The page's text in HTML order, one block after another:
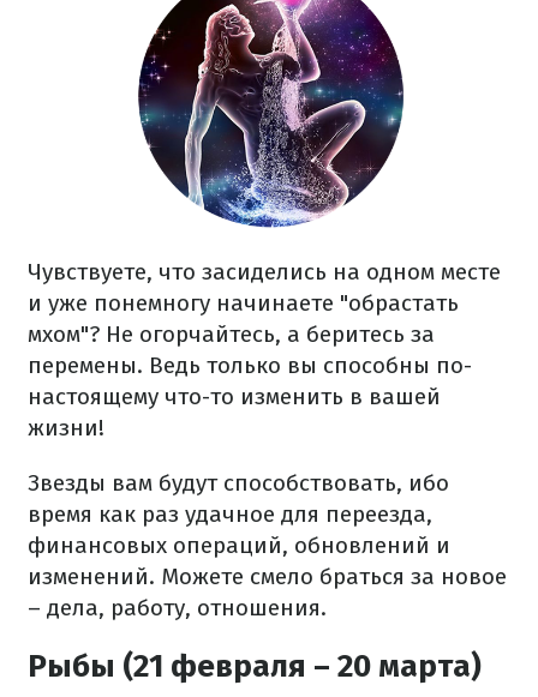
Чувствуете, что засиделись на одном месте
и уже понемногу начинаете "обрастать
мхом"? Не огорчайтесь, а беритесь за
перемены. Ведь только вы способны по-
настоящему что-то изменить в вашей
жизни!
Звезды вам будут способствовать, ибо
время как раз удачное для переезда,
финансовых операций, обновлений и
изменений. Можете смело браться за новое
– дела, работу, отношения.
Рыбы (21 февраля – 20 марта)